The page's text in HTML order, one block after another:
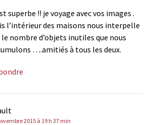
superbe !! je voyage avec vos images .
l’intérieur des maisons nous interpelle
le nombre d’objets inutiles que nous
….amitiés à tous les deux.
2015 à 19 h 37 min